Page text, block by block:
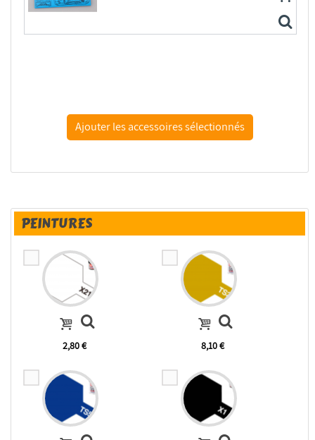
Hobby Design Amélioration 02-0249 Subaru Impreza WRC...
PEINTURES
2,80 € 8,10 €